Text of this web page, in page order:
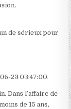
de sérieux pour
23 03:47:00.
Dans l’affaire de
de 15 ans,